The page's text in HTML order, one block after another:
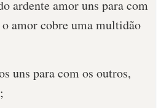
ardente amor uns para com
amor cobre uma multidão
uns para com os outros,